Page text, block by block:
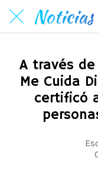
Noticias
A través
Me Cuida
certificó